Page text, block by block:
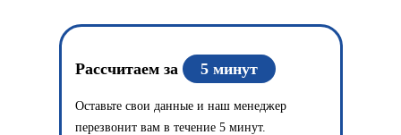
Рассчитаем за 5 минут
Оставьте свои данные и наш менеджер
перезвонит вам в течение 5 минут.